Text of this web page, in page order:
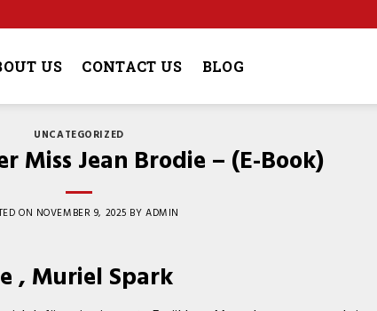
US CONTACT US BLOG
UNCATEGORIZED
Miss Jean Brodie – (E-Book)
ON NOVEMBER 9, 2025 BY ADMIN
, Muriel Spark